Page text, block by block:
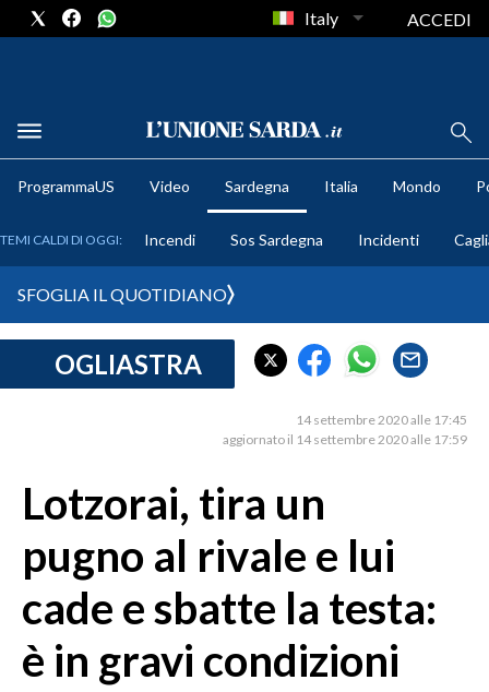
METEO
CRONACA SARDEGNA
MEDIO CAMPIDANO
ORISTANO E PROVINCIA
SASSARI E PROVINCIA
GALLURA
NUORO E PROVINCIA
OGLIASTRA
Italy ACCEDI
ProgrammaUS Video Sardegna Italia Mondo
TEMI CALDI DI OGGI: Incendi Sos Sardegna Incidenti
SFOGLIA IL QUOTIDIANO
OGLIASTRA
14 settembre 2020 alle 17:45
aggiornato il 14 settembre 2020 alle 17:59
Lotzorai, tira un
pugno al rivale e lui
cade e sbatte la testa:
è in gravi condizioni